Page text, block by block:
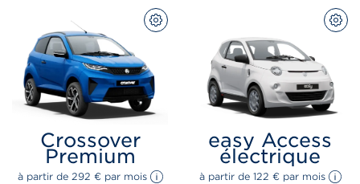
Crossover
Premium
à partir de 292 € par mois
CONFIGUREZ
easy Access
électrique
à partir de 122 € par mois